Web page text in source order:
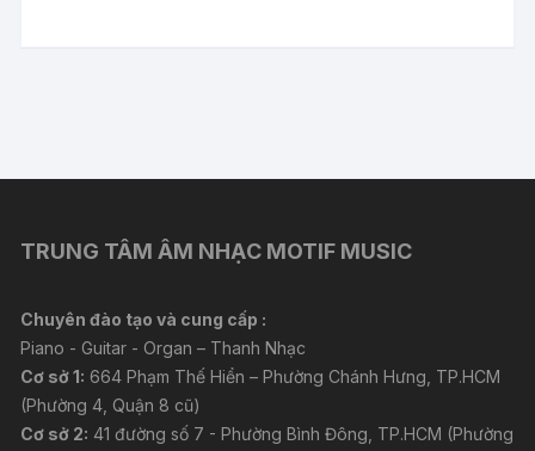
TRUNG TÂM ÂM NHẠC MOTIF MUSIC
Chuyên đào tạo và cung cấp :
Piano - Guitar - Organ – Thanh Nhạc
Cơ sở 1: 664 Phạm Thế Hiển – Phường Chánh Hưng, TP.HCM
(Phường 4, Quận 8 cũ)
Cơ sở 2: 41 đường số 7 - Phường Bình Đông, TP.HCM (Phường